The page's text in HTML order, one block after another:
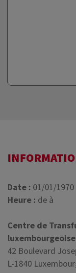
Date : 01/01/1970
Heure : de à
Centre de
luxembourgeoise
42 Boulevard
L-1840